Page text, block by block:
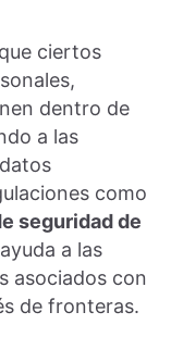
ciertos
dentro de
a las
como
seguridad de
a las
asociados con
de fronteras.